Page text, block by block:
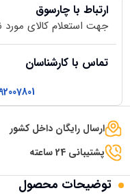
ارتباط با چارسوق
جهت استعلام کالای مورد
تماس با کارشناسان
ارسال رایگان داخل کشور
پشتیبانی 24 ساعته
توضیحات محصول